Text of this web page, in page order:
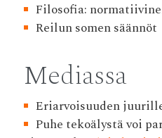
Filosofia:
Reilun somen säännöt
Mediassa
Eriarvoisuuden
Puhe tekoälystä voi